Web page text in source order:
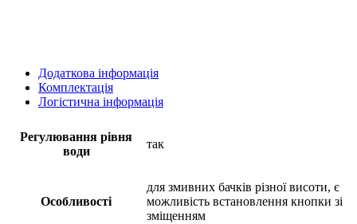
Додаткова інформація
Комплектація
Логістична інформація
Регулювання рівня
води
так
Особливості
для змивних бачків різної висоти, є
можливість встановлення кнопки зі
зміщенням